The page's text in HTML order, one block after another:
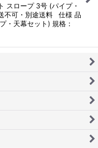
スロープ 3号 (パイプ・
不可・別途送料 仕様 品
・天幕セット) 規格：